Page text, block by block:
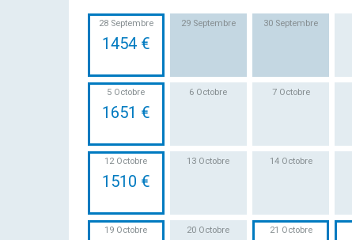
28 Septembre
1454 €
29 Septembre 30 Septembre
5 Octobre
1651 €
6 Octobre 7 Octobre
12 Octobre
1510 €
13 Octobre 14 Octobre
19 Octobre 20 Octobre 21 Octobre